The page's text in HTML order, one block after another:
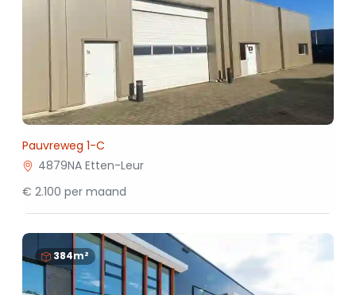
Pauvreweg 1-C
4879NA Etten-Leur
€ 2.100 per maand
384m²